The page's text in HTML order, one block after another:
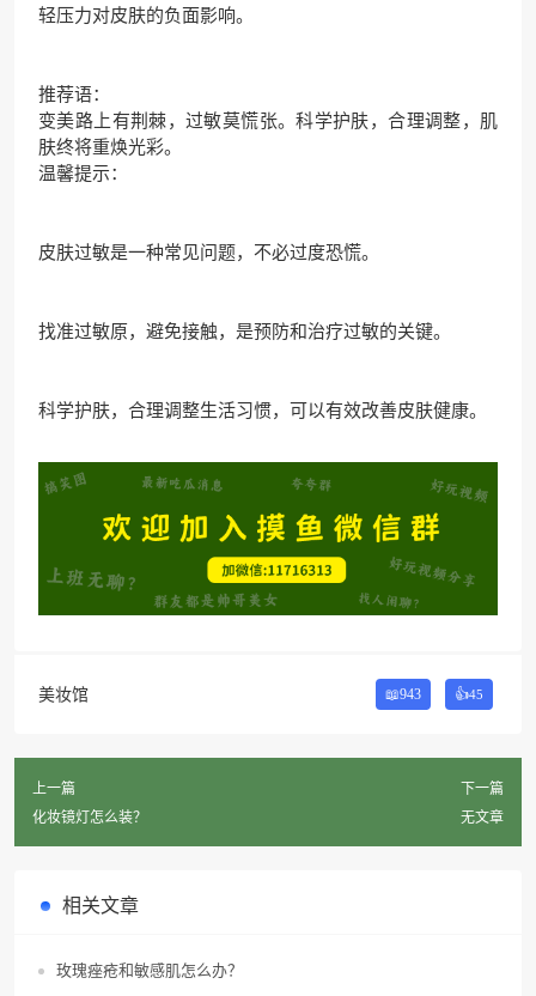
轻压力对皮肤的负面影响。
推荐语：
变美路上有荆棘，过敏莫慌张。科学护肤，合理调整，肌
肤终将重焕光彩。
温馨提示：
皮肤过敏是一种常见问题，不必过度恐慌。
找准过敏原，避免接触，是预防和治疗过敏的关键。
科学护肤，合理调整生活习惯，可以有效改善皮肤健康。
美妆馆 📖943 👍45
上一篇
化妆镜灯怎么装？
下一篇
无文章
相关文章
玫瑰痤疮和敏感肌怎么办？